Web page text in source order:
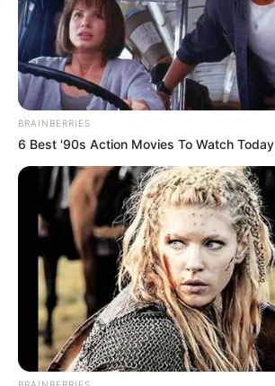
BRAINBERRIES
6 Best '90s Action Movies To Watch Today